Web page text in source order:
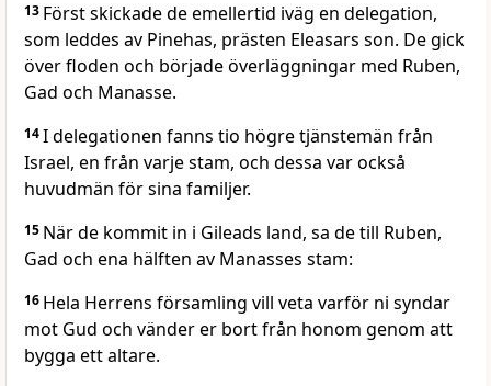
13 Först skickade de emellertid iväg en delegation,
som leddes av Pinehas, prästen Eleasars son. De gick
över floden och började överläggningar med Ruben,
Gad och Manasse.
14I delegationen fanns tio högre tjänstemän från
Israel, en från varje stam, och dessa var också
huvudmän för sina familjer.
15 När de kommit in i Gileads land, sa de till Ruben,
Gad och ena hälften av Manasses stam:
16 Hela Herrens församling vill veta varför ni syndar
mot Gud och vänder er bort från honom genom att
bygga ett altare.